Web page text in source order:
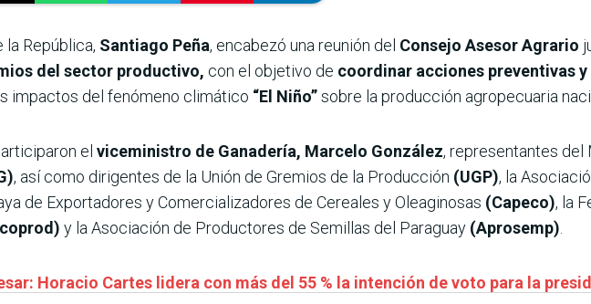
la República, Santiago Peña, encabezó una reunión del Consejo Asesor Agrario
del sector productivo, con el objetivo de coordinar acciones preventivas
impactos del fenómeno climático “El Niño”sobre la producción agropecuaria
el viceministro de Ganadería, Marcelo González, representantes del
, así como dirigentes de la Unión de Gremios de la Producción (UGP), la
de Exportadores y Comercializadores de Cereales y Oleaginosas (Capeco), la
y la Asociación de Productores de Semillas del Paraguay (Aprosemp)
Horacio Cartes lidera con más del 55 % la intención de voto para la